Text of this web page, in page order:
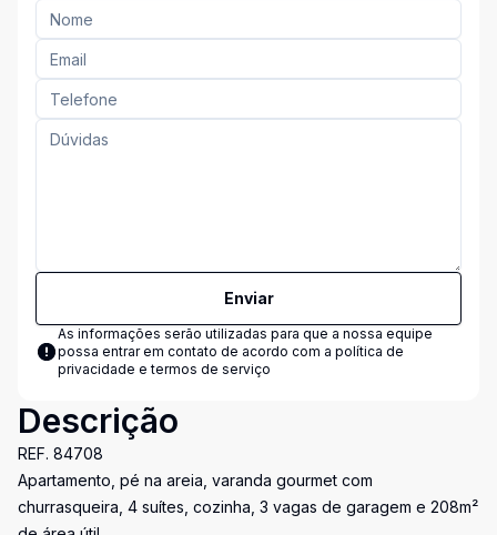
Enviar
As informações serão utilizadas para que a nossa equipe
possa entrar em contato de acordo com a política de
privacidade e termos de serviço
Descrição
REF. 84708
Apartamento, pé na areia, varanda gourmet com
churrasqueira, 4 suítes, cozinha, 3 vagas de garagem e 208m²